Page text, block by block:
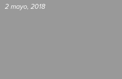
2 mayo, 2018